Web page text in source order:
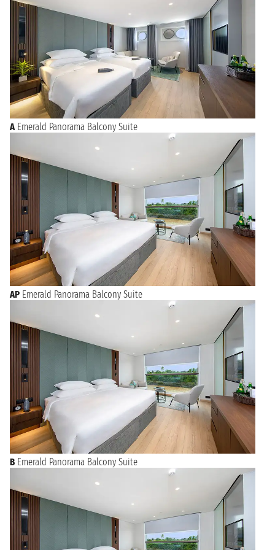
n.d. - n.d.
HO CHI MINH
domenica 4 ottobre 2026
n.d. - n.d.
HO CHI MINH
lunedì 5 ottobre 2026
n.d.
HO CHI MINH
A Emerald Panorama Balcony Suite
AP Emerald Panorama Balcony Suite
B Emerald Panorama Balcony Suite